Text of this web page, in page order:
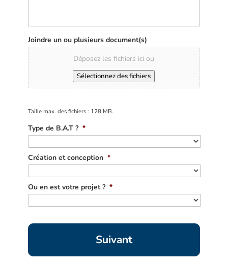
Joindre un ou plusieurs document(s)
Déposez les fichiers ici ou
Sélectionnez des fichiers
Taille max. des fichiers : 128 MB.
Type de B.A.T ? *
Création et conception *
Ou en est votre projet ? *